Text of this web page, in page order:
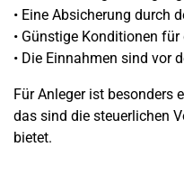
• Eine Absicherung durch
• Günstige Konditionen
• Die Einnahmen sind vor
Für Anleger ist besonders
das sind die steuerlichen
bietet.